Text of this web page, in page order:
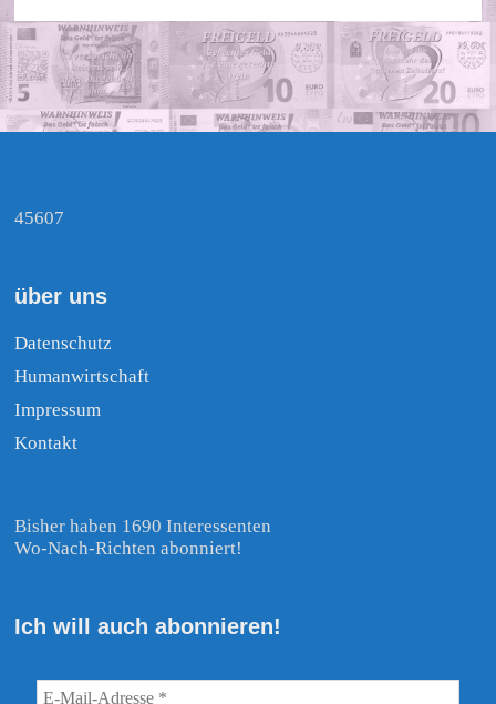
45607
über uns
Datenschutz
Humanwirtschaft
Impressum
Kontakt
Bisher haben 1690 Interessenten
Wo-Nach-Richten abonniert!
Ich will auch abonnieren!